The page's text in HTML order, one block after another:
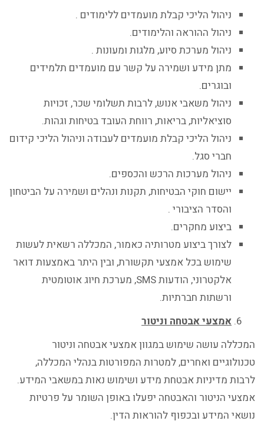
ניהול הליכי קבלת מועמדים ללימודים .
ניהול ההוראה והלימודים.
ניהול מערכת סיוע, מלגות ומעונות .
מתן מידע ושמירה על קשר עם מועמדים תלמידים
ובוגרים.
ניהול משאבי אנוש, לרבות תשלומי שכר, זכויות
סוציאליות, בריאות, רווחת העובד בטיחות וגהות.
ניהול הליכי קבלת מועמדים לעבודה וניהול הליכי קידום
חברי סגל.
ניהול מערכות הרכש והכספים.
יישום חוקי הבטיחות, תקנות ונהלים ושמירה על הביטחון
והסדר הציבורי .
ביצוע מחקרים.
לצורך ביצוע מטרותיה כאמור, המכללה רשאית לעשות
שימוש בכל אמצעי תקשורת, ובין היתר באמצעות דואר
אלקטרוני, הודעות SMS, מערכת חיוג אוטומטית
ורשתות חברתיות.
אמצעי אבטחה וניטור
המכללה עושה שימוש במגוון אמצעי אבטחה וניטור
טכנולוגיים ואחרים, למטרות המפורטות בנהלי המכללה,
לרבות מדיניות אבטחת מידע ושימוש נאות במשאבי המידע.
אמצעי הניטור והאבטחה יפעלו באופן השומר על פרטיות
נושאי המידע ובכפוף להוראות הדין.